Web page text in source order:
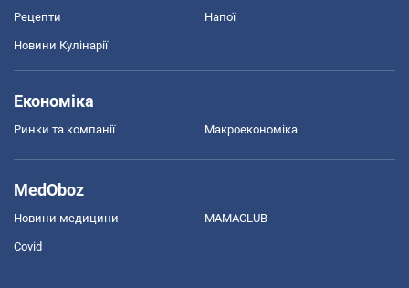
Рецепти Напої
Новини Кулінарії
Економіка
Ринки та компанії Макроекономіка
MedOboz
Новини медицини MAMACLUB
Covid